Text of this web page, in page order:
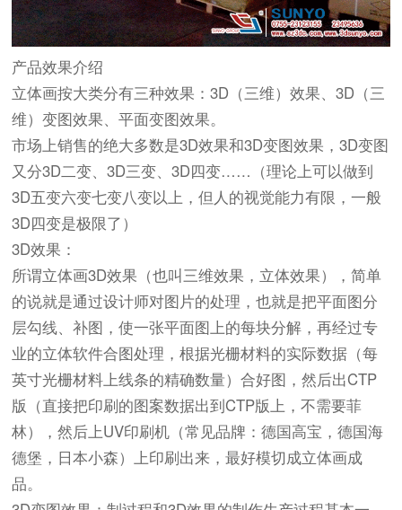
产品效果介绍
立体画按大类分有三种效果：3D（三维）效果、3D（三
维）变图效果、平面变图效果。
市场上销售的绝大多数是3D效果和3D变图效果，3D变图
又分3D二变、3D三变、3D四变……（理论上可以做到
3D五变六变七变八变以上，但人的视觉能力有限，一般
3D四变是极限了）
3D效果：
所谓立体画3D效果（也叫三维效果，立体效果），简单
的说就是通过设计师对图片的处理，也就是把平面图分
层勾线、补图，使一张平面图上的每块分解，再经过专
业的立体软件合图处理，根据光栅材料的实际数据（每
英寸光栅材料上线条的精确数量）合好图，然后出CTP
版（直接把印刷的图案数据出到CTP版上，不需要菲
林），然后上UV印刷机（常见品牌：德国高宝，德国海
德堡，日本小森）上印刷出来，最好模切成立体画成
品。